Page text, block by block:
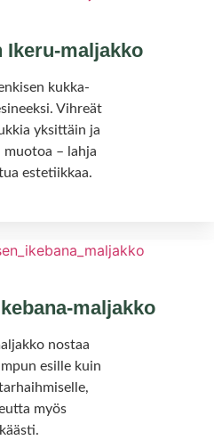
Ikeru-maljakko
kukka-
Vihreät
yksittäin ja
– lahja
estetiikkaa.
maljakko
nostaa
esille kuin
myös